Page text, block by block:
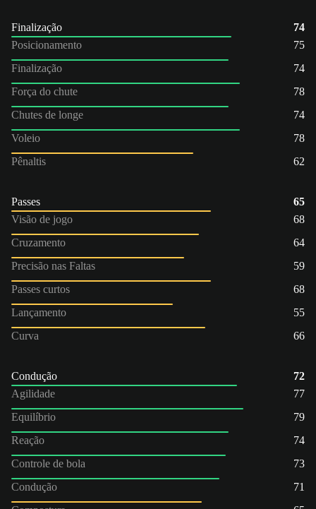
Finalização
74
Posicionamento
75
Finalização
74
Força do chute
78
Chutes de longe
74
Voleio
78
Pênaltis
62
Passes
65
Visão de jogo
68
Cruzamento
64
Precisão nas Faltas
59
Passes curtos
68
Lançamento
55
Curva
66
Condução
72
Agilidade
77
Equilíbrio
79
Reação
74
Controle de bola
73
Condução
71